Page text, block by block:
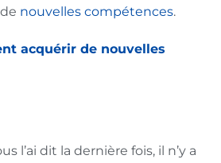
nouvelles compétences.
acquérir de nouvelles
l’ai dit la dernière fois, il n’y a